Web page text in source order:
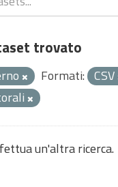
trovato
Formati: CSV
un'altra ricerca.